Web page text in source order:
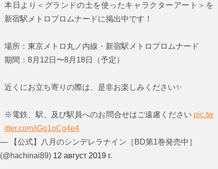
本日より＜グランドの土を使ったキャラクターアート＞を
新宿駅メトロプロムナードに掲出中です！
場所：東京メトロ丸ノ内線・新宿駅メトロプロムナード
期間：8月12日〜8月18日（予定）
近くにお立ち寄りの際は、是非お楽しみください✨
※電鉄、駅、及び駅員へのお問合せはご遠慮ください pic.tw
itter.com/iGg1oCg4e4
— 【公式】八月のシンデレラナイン［BD第1巻発売中］
(@hachinai89) 12 август 2019 г.